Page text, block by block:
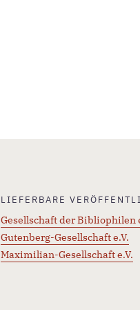
LIEFERBARE
Gesellschaft der Bibliophilen
Gutenberg-Gesellschaft e.V.
Maximilian-Gesellschaft e.V.